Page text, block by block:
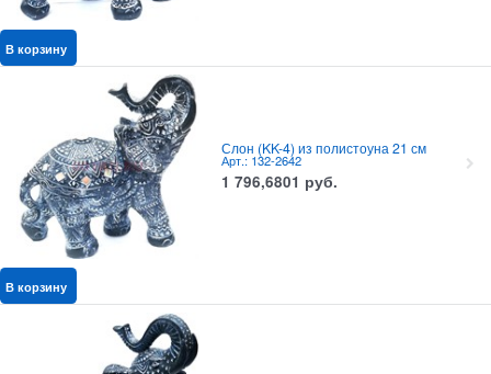
В корзину
Слон (KK-4) из полистоуна 21 см
Арт.: 132-2642
1 796,6801 руб.
В корзину